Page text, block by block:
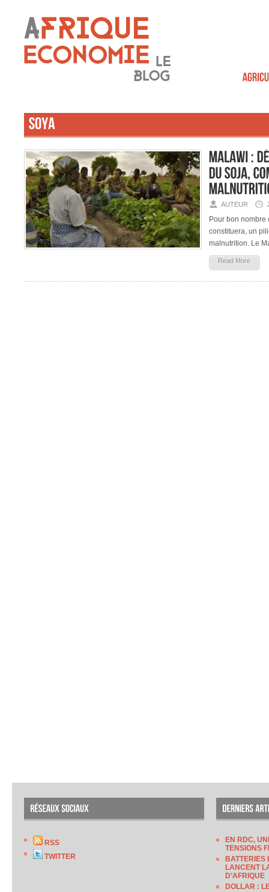
AUTEUR
Pour bon nombre
constituera, un
malnutrition. Le
Read More
RSS
TWITTER
EN RDC,
TENSIONS
BATTERIES
LANCENT
D’AFRIQUE
DOLLAR :